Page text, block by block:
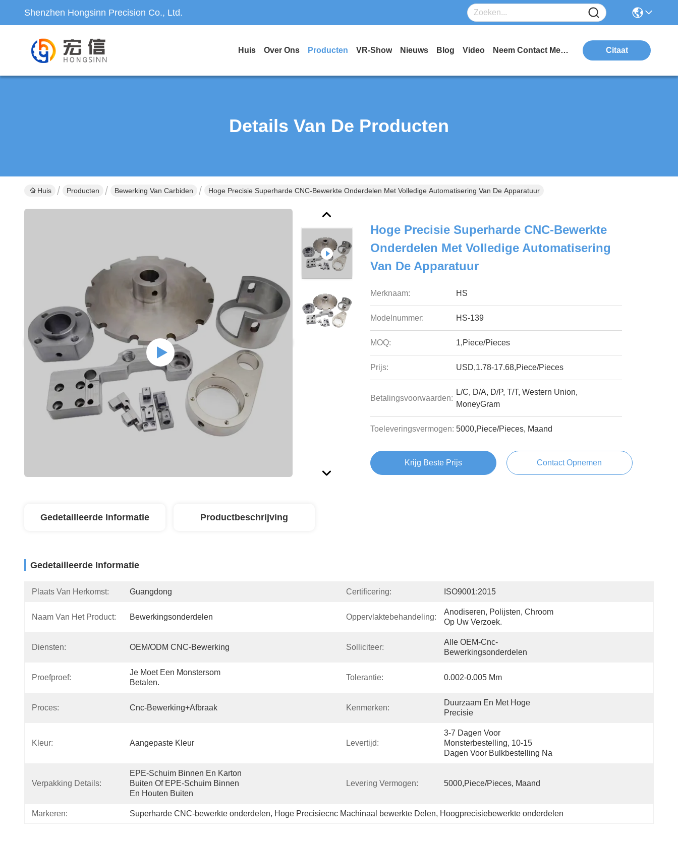
Shenzhen Hongsinn Precision Co., Ltd.
Huis Over Ons Producten VR-Show Nieuws Blog Video Neem Contact Met Ons Op Citaat
Details Van De Producten
Huis Producten Bewerking Van Carbiden Hoge Precisie Superharde CNC-Bewerkte Onderdelen Met Volledige Automatisering Van De Apparatuur
Hoge Precisie Superharde CNC-Bewerkte
Onderdelen Met Volledige Automatisering
Van De Apparatuur
Merknaam: HS
Modelnummer: HS-139
MOQ: 1,Piece/Pieces
Prijs: USD,1.78-17.68,Piece/Pieces
Betalingsvoorwaarden:
L/C, D/A, D/P, T/T, Western Union,
MoneyGram
Toeleveringsvermogen: 5000,Piece/Pieces, Maand
Krijg Beste Prijs Contact Opnemen
Gedetailleerde Informatie Productbeschrijving
Gedetailleerde Informatie
Plaats Van Herkomst: Guangdong Certificering: ISO9001:2015
Naam Van Het Product: Bewerkingsonderdelen Oppervlaktebehandeling:
Anodiseren, Polijsten, Chroom
Op Uw Verzoek.
Diensten: OEM/ODM CNC-Bewerking Solliciteer:
Alle OEM-Cnc-
Bewerkingsonderdelen
Proefproef:
Je Moet Een Monstersom
Betalen.
Tolerantie: 0.002-0.005 Mm
Proces: Cnc-Bewerking+afbraak Kenmerken:
Duurzaam En Met Hoge
Precisie
Kleur: Aangepaste Kleur Levertijd:
3-7 Dagen Voor
Monsterbestelling, 10-15
Dagen Voor Bulkbestelling Na
Verpakking Details:
EPE-Schuim Binnen En Karton
Buiten Of EPE-Schuim Binnen
En Houten Buiten
Levering Vermogen: 5000,Piece/Pieces, Maand
Markeren: Superharde CNC-bewerkte onderdelen, Hoge Precisiecnc Machinaal bewerkte Delen, Hoogprecisiebewerkte onderdelen